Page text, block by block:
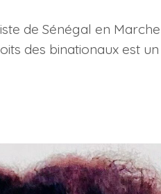
de Sénégal en
des binationaux est